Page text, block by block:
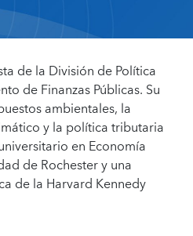
de la División de Política
de Finanzas Públicas. Su
ambientales, la
y la política tributaria
en Economía
de Rochester y una
de la Harvard Kennedy